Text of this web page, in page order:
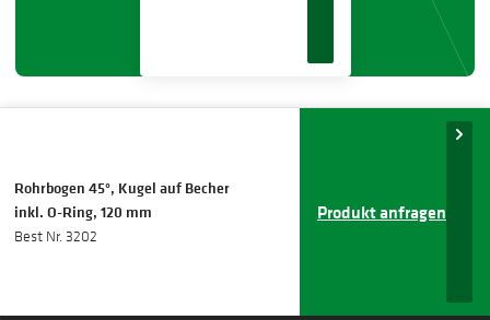
Rohrbogen 45°, Kugel auf Becher
inkl. O-Ring, 120 mm
Best Nr. 3202
Produkt anfragen